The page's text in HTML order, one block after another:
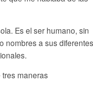
Es el ser humano, sin
nombres a sus
maneras